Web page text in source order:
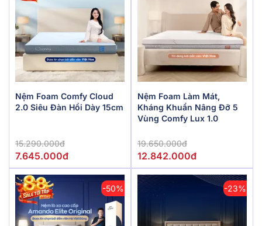
Nệm Foam Comfy Cloud
2.0 Siêu Đàn Hồi Dày 15cm
15.290.000đ
7.645.000đ
Nệm Foam Làm Mát,
Kháng Khuẩn Nâng Đỡ 5
Vùng Comfy Lux 1.0
19.650.000đ
12.842.000đ
-50% -23%